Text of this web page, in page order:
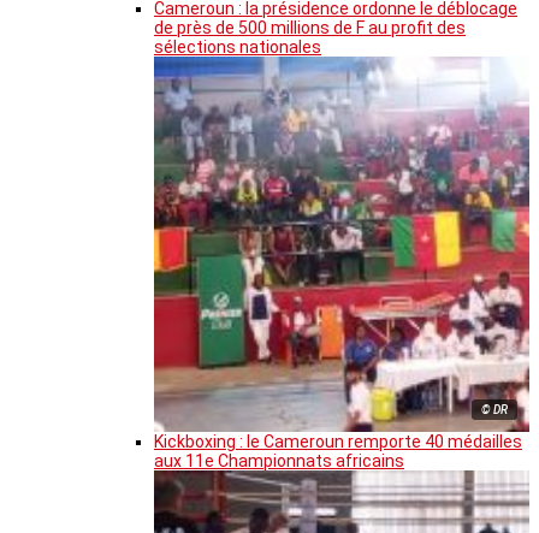
Cameroun : la présidence ordonne le déblocage
de près de 500 millions de F au profit des
sélections nationales
© DR
Kickboxing : le Cameroun remporte 40 médailles
aux 11e Championnats africains